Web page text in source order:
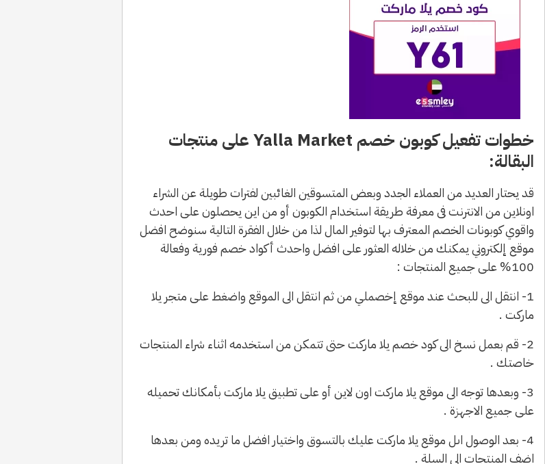
خطوات تفعيل كوبون خصم Yalla Market على منتجات
البقالة:
قد يحتار العديد من العملاء الجدد وبعض المتسوقين الغائبين لفترات طويلة عن الشراء
اونلاين من الانترنت فى معرفة طريقة استخدام الكوبون أو من اين يحصلون على احدث
واقوي كوبونات الخصم المعترف بها لتوفير المال لذا من خلال الفقرة التالية سنوضح افضل
موقع إلكتروني يمكنك من خلاله العثور على افضل واحدث أكواد خصم فورية وفعالة
100% على جميع المنتجات :
1- انتقل الى للبحث عند موقع إخصملي من ثم انتقل الى الموقع واضغط على متجر يلا
ماركت .
2- قم بعمل نسخ الى كود خصم يلا ماركت حتى تتمكن من استخدمه اثناء شراء المنتجات
خاصتك .
3- وبعدها توجه الى موقع يلا ماركت اون لاين أو على تطبيق يلا ماركت بأمكانك تحميله
على جميع الاجهزة .
4- بعد الوصول اىل موقع يلا ماركت عليك بالتسوق واختيار افضل ما تريده ومن بعدها
اضف المنتجات الى السلة .